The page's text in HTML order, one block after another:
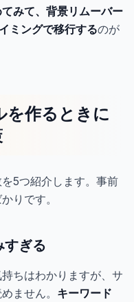
みて、背景リムーバー
ミングで移行するのが
作るときに
5つ紹介します。事前
りです。
すぎる
ちはわかりますが、サ
ません。 キーワード